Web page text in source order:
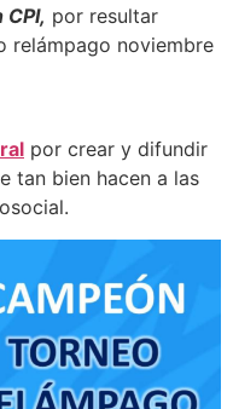
CPI, por resultar
relámpago noviembre
por crear y difundir
tan bien hacen a las